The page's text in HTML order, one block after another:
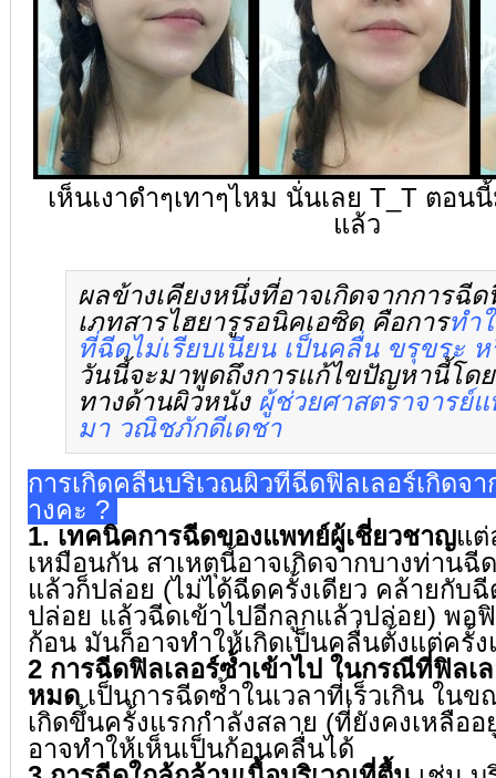
เห็นเงาดำๆเทาๆไหม นั่นเลย T_T ตอน
แล้ว
ผลข้างเคียงหนึ่งที่อาจเกิดจากการฉีด
เภทสารไฮยารูรอนิคเอซิด คือการทำ
ที่ฉีดไม่เรียบเนียน เป็นคลื่น ขรุขระ
วันนี้จะมาพูดถึงการแก้ไขปัญหานี้โด
ทางด้านผิวหนังผู้ช่วยศาสตราจารย์
มา วณิชภักดีเดชา
การเกิดคลื่นบริเวณผิวที่ฉีดฟิ ลเลอร์เกิดจ
างคะ ?
1. เทคนิคการฉีดของแพทย์ผู้เชี่ยวชาญแต่
เหมือนกัน สาเหตุนี้อาจเกิดจากบางท่านฉี
แล้วก็ปล่อย (ไม่ได้ฉีดครั้งเดียว คล้ายกับ
ปล่อย แล้วฉีดเข้าไปอีกลูกแล้วปล่อย) พอฟิ
ก้อน มันก็อาจทำให้เกิดเป็นคลื่นตั้งแต่ครั้ง
2 การฉีดฟิลเลอร์ซ้ำเข้าไป ในกรณีที่ฟิลเล
หมด เป็นการฉีดซ้ำในเวลาที่เร็วเกิน ใน
เกิดขึ้นครั้งแรกกำลังสลาย (ที่ยังคงเหลือ
อาจทำให้เห็นเป็นก้อนคลื่นได้